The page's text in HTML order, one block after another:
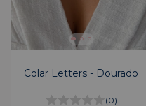
Colar Letters - Dourado
(0)